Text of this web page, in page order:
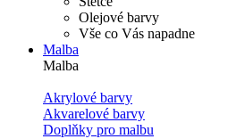
Olejové barvy
Vše co Vás napadne
Malba
Malba
Akrylové barvy
Akvarelové barvy
Doplňky pro malbu